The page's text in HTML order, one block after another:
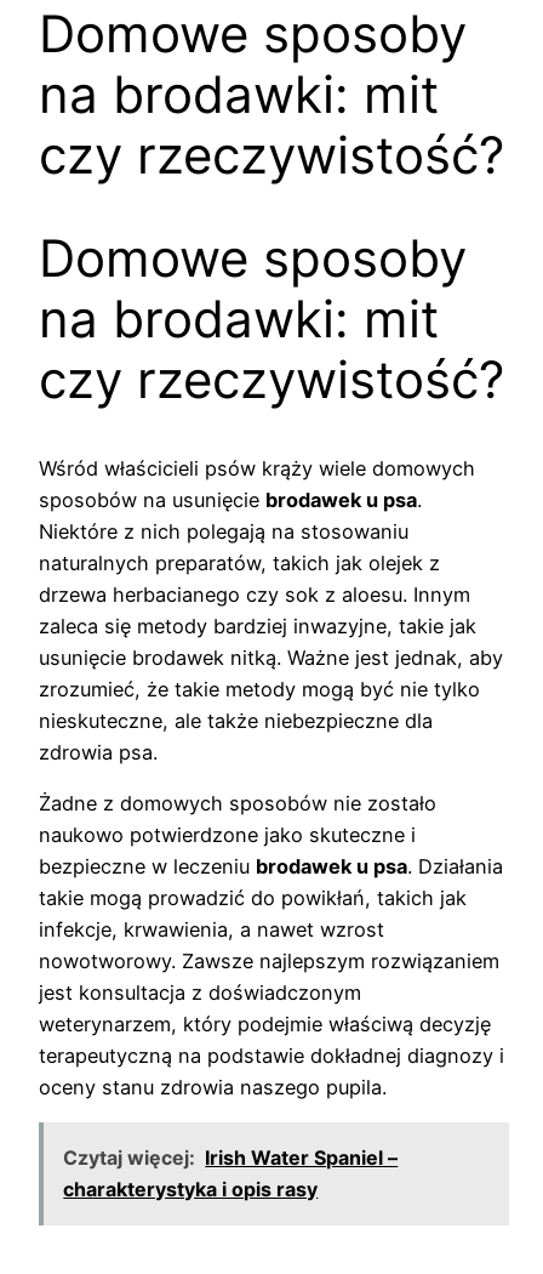
Domowe sposoby
na brodawki: mit
czy rzeczywistość?
Domowe sposoby
na brodawki: mit
czy rzeczywistość?
Wśród właścicieli psów krąży wiele domowych
sposobów na usunięcie brodawek u psa.
Niektóre z nich polegają na stosowaniu
naturalnych preparatów, takich jak olejek z
drzewa herbacianego czy sok z aloesu. Innym
zaleca się metody bardziej inwazyjne, takie jak
usunięcie brodawek nitką. Ważne jest jednak, aby
zrozumieć, że takie metody mogą być nie tylko
nieskuteczne, ale także niebezpieczne dla
zdrowia psa.
Żadne z domowych sposobów nie zostało
naukowo potwierdzone jako skuteczne i
bezpieczne w leczeniu brodawek u psa. Działania
takie mogą prowadzić do powikłań, takich jak
infekcje, krwawienia, a nawet wzrost
nowotworowy. Zawsze najlepszym rozwiązaniem
jest konsultacja z doświadczonym
weterynarzem, który podejmie właściwą decyzję
terapeutyczną na podstawie dokładnej diagnozy i
oceny stanu zdrowia naszego pupila.
Czytaj więcej: Irish Water Spaniel –
charakterystyka i opis rasy